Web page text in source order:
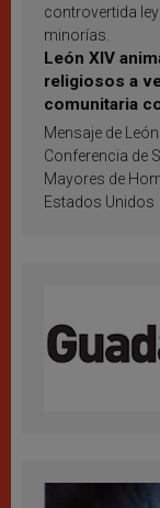
controvertida
minorías.
León XIV
religiosos a
comunitaria
inspiración y
Mensaje de
Conferencia de
Mayores de
Estados Unidos